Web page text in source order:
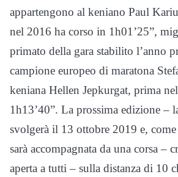
appartengono al keniano Paul
nel 2016 ha corso in 1h01’25”,
primato della gara stabilito l’anno
campione europeo di maratona
keniana Hellen Jepkurgat, prima
1h13’40”. La prossima edizione –
svolgerà il 13 ottobre 2019 e, come
sarà accompagnata da una corsa –
aperta a tutti – sulla distanza di 10